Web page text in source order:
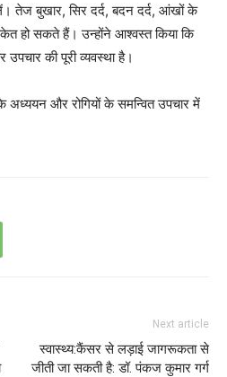
तेज बुखार, सिर दर्द, बदन दर्द, आंखों के
हो सकते हैं। उन्होंने आश्वस्त किया कि
की पूरी व्यवस्था है।
अध्ययन और रोगियों के समन्वित उपचार में
Next article
स्वास्थ्य:कैंसर से लड़ाई जागरूकता से
जीती जा सकती है: डॉ. पंकज कुमार गर्ग